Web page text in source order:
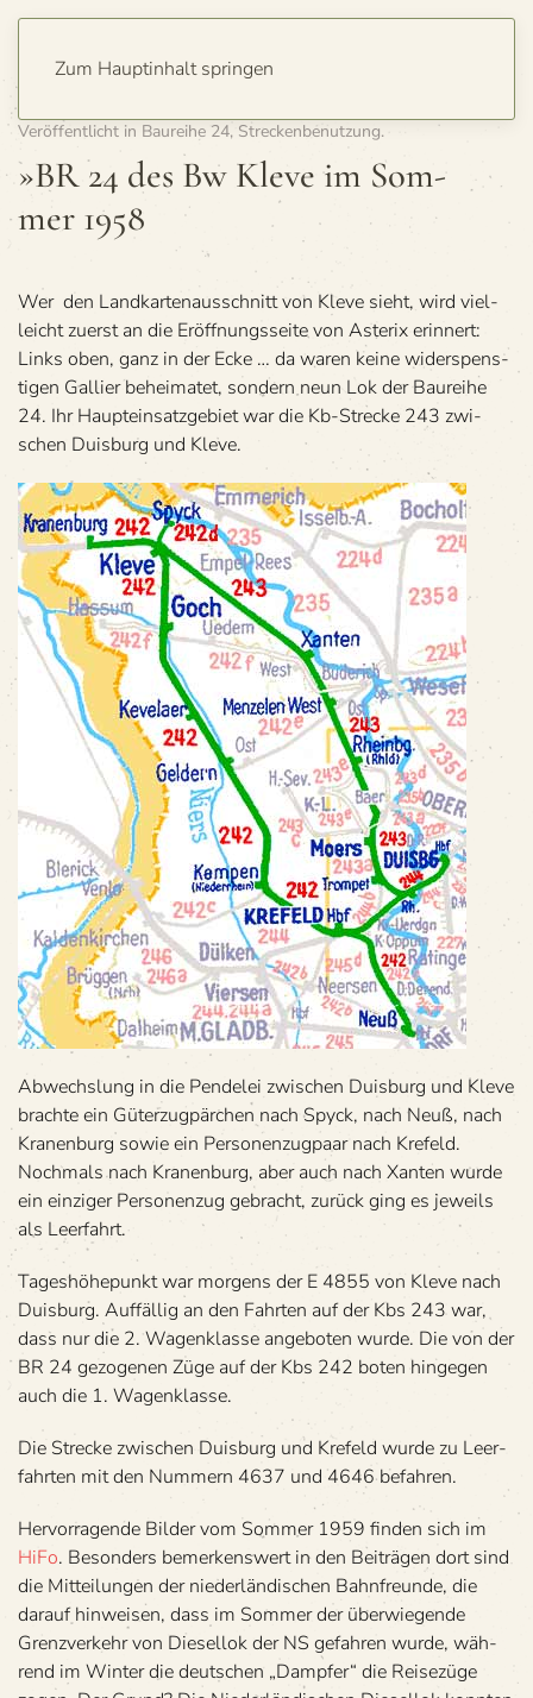
Zum Hauptinhalt springen
Veröffentlicht in Baureihe 24, Streckenbenutzung.
»BR 24 des Bw Kleve im Som­
mer 1958
Wer den Land­kar­ten­aus­schnitt von Kleve sieht, wird viel­
leicht zuerst an die Eröff­nungs­seite von Aste­rix erin­nert:
Links oben, ganz in der Ecke … da waren keine wider­spens­
ti­gen Gal­lier behei­ma­tet, son­dern neun Lok der Bau­reihe
24. Ihr Haupt­ein­satz­ge­biet war die Kb-Stre­cke 243 zwi­
schen Duis­burg und Kleve.
Abwechs­lung in die Pen­de­lei zwi­schen Duis­burg und Kleve
brachte ein Güter­zug­pär­chen nach Spyck, nach Neuß, nach
Kra­nen­burg sowie ein Per­so­nen­zug­paar nach Kre­feld.
Noch­mals nach Kra­nen­burg, aber auch nach Xan­ten wurde
ein ein­zi­ger Per­so­nen­zug gebracht, zurück ging es jeweils
als Leerfahrt.
Tages­hö­he­punkt war mor­gens der E 4855 von Kleve nach
Duis­burg. Auf­fäl­lig an den Fahr­ten auf der Kbs 243 war,
dass nur die 2. Wagen­klasse ange­bo­ten wurde. Die von der
BR 24 gezo­ge­nen Züge auf der Kbs 242 boten hin­ge­gen
auch die 1. Wagenklasse.
Die Stre­cke zwi­schen Duis­burg und Kre­feld wurde zu Leer­
fahr­ten mit den Num­mern 4637 und 4646 befahren.
Her­vor­ra­gende Bil­der vom Som­mer 1959 fin­den sich im
HiFo. Beson­ders bemer­kens­wert in den Bei­trä­gen dort sind
die Mit­tei­lun­gen der nie­der­län­di­schen Bahn­freunde, die
dar­auf hin­wei­sen, dass im Som­mer der über­wie­gende
Grenz­ver­kehr von Die­sel­lok der NS gefah­ren wurde, wäh­
rend im Win­ter die deut­schen „Damp­fer“ die Rei­se­züge